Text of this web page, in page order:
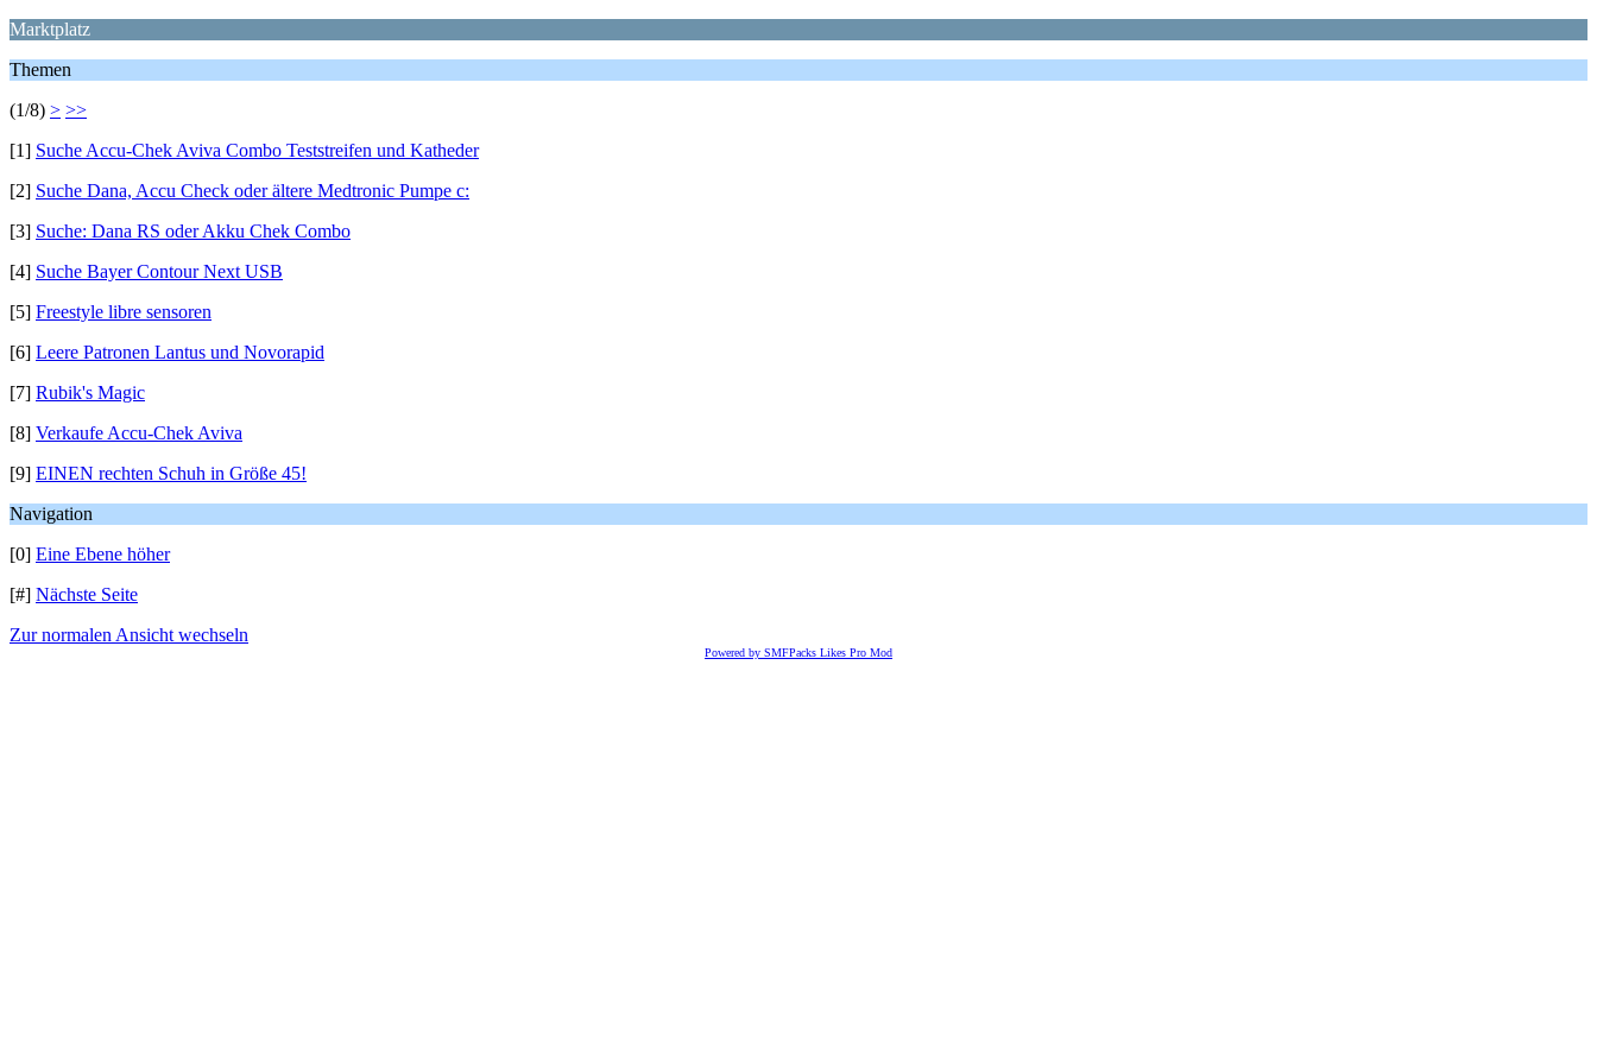
Marktplatz
Themen
(1/8) > >>
[1] Suche Accu-Chek Aviva Combo Teststreifen und Katheder
[2] Suche Dana, Accu Check oder ältere Medtronic Pumpe c:
[3] Suche: Dana RS oder Akku Chek Combo
[4] Suche Bayer Contour Next USB
[5] Freestyle libre sensoren
[6] Leere Patronen Lantus und Novorapid
[7] Rubik's Magic
[8] Verkaufe Accu-Chek Aviva
[9] EINEN rechten Schuh in Größe 45!
Navigation
[0] Eine Ebene höher
[#] Nächste Seite
Zur normalen Ansicht wechseln
Powered by SMFPacks Likes Pro Mod